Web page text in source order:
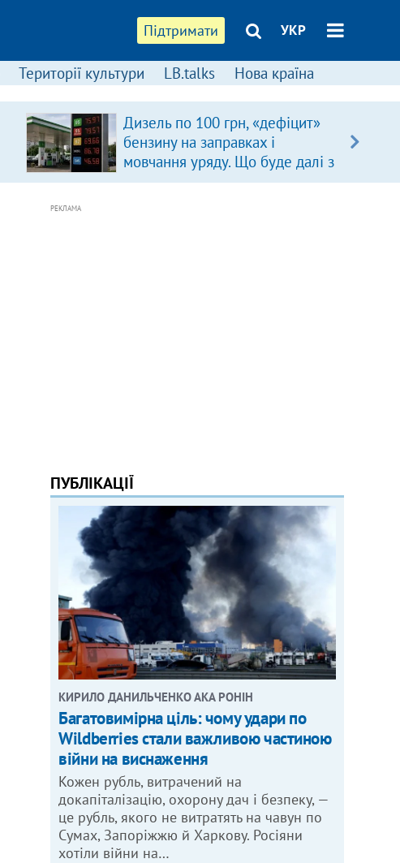
Підтримати УКР
Території культури LB.talks Нова країна
Дизель по 100 грн, «дефіцит»
бензину на заправках і
мовчання уряду. Що буде далі з
цінами на пальне?
РЕКЛАМА
ПУБЛІКАЦІЇ
КИРИЛО ДАНИЛЬЧЕНКО АКА РОНІН
Багатовимірна ціль: чому удари по
Wildberries стали важливою частиною
війни на виснаження
Кожен рубль, витрачений на
докапіталізацію, охорону дач і безпеку, —
це рубль, якого не витратять на чавун по
Сумах, Запоріжжю й Харкову. Росіяни
хотіли війни на…